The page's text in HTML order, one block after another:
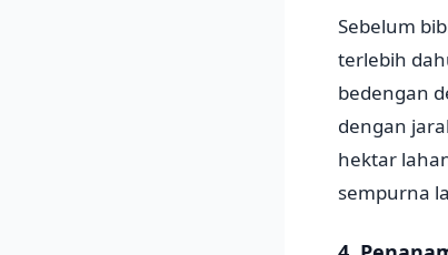
Sebelum
terlebih
bedengan
dengan
hektar
sempurna